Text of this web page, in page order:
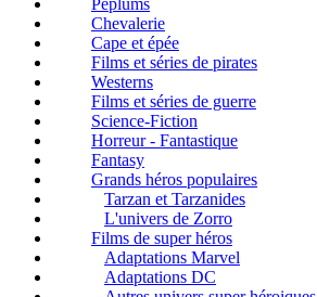
Chevalerie
Cape et épée
Films et séries de pirates
Westerns
Films et séries de guerre
Science-Fiction
Horreur - Fantastique
Fantasy
Grands héros populaires
Tarzan et Tarzanides
L'univers de Zorro
Films de super héros
Adaptations Marvel
Adaptations DC